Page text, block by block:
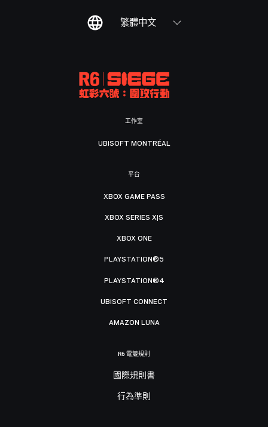
繁體中文
工作室
UBISOFT MONTRÉAL
平台
XBOX GAME PASS
XBOX SERIES X|S
XBOX ONE
PLAYSTATION®5
PLAYSTATION®4
UBISOFT CONNECT
AMAZON LUNA
R6 電競規則
國際規則書
行為準則